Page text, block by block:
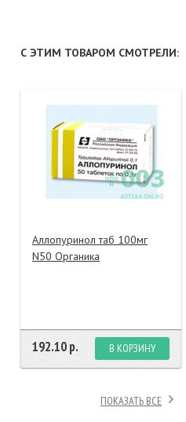
биомороженое
С ЭТИМ ТОВАРОМ СМОТРЕЛИ:
Аллопуринол таб 100мг
N50 Органика
192.10 р. В КОРЗИНУ
ПОКАЗАТЬ ВСЕ